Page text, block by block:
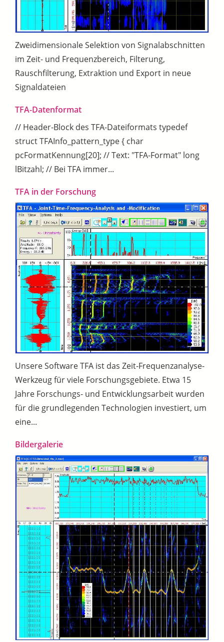
Zweidimensionale Selektion von Signalabschnitten
im Zeit- und Frequenzbereich, Filterung,
Rauschfilterung, Extraktion und Export in neue
Signaldateien
TFA-Datenformat
// Header-Block des TFA-Dateiformats typedef
struct TFAInfo_pattern_type { char
pcFormatKennung[20]; // Text: "TFA-Format" long
lBitzahl; // Bei TFA immer...
TFA in der Forschung
Unsere Software TFA ist das Zeit-Frequenzanalyse-
Werkzeug für viele Forschungsgebiete. Etwa 15
Jahre Forschungs- und Entwicklungsarbeit wurden
für die grundlegenden Technologien investiert, um
eine...
Bildergalerie